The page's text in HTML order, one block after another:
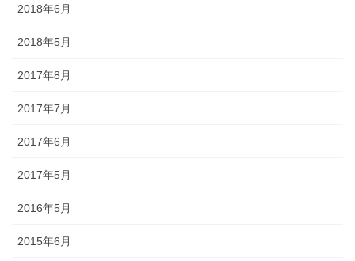
2018年6月
2018年5月
2017年8月
2017年7月
2017年6月
2017年5月
2016年5月
2015年6月